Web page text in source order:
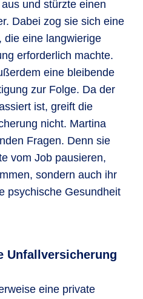
und stürzte einen
Dabei zog sie sich eine
die eine langwierige
erforderlich machte.
eine bleibende
zur Folge. Da der
ist, greift die
nicht. Martina
Fragen. Denn sie
vom Job pausieren,
sondern auch ihr
psychische Gesundheit
Unfallversicherung
eine private